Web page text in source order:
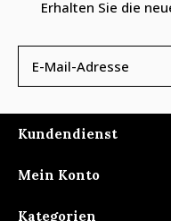
Erhalten Sie die
Kundendienst
Mein Konto
Kategorien